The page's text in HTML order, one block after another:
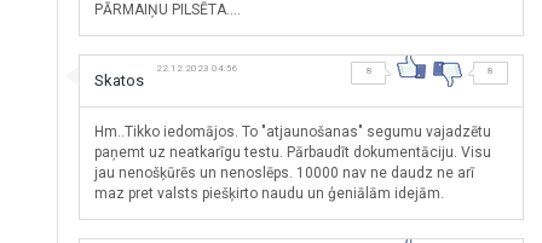
PĀRMAIŅU PILSĒTA....
Skatos
22.12.2023 04:56 8 8
Hm..Tikko iedomājos. To "atjaunošanas" segumu vajadzētu
paņemt uz neatkarīgu testu. Pārbaudīt dokumentāciju. Visu
jau nenošķūrēs un nenoslēps. 10000 nav ne daudz ne arī
maz pret valsts piešķirto naudu un ģeniālām idejām.